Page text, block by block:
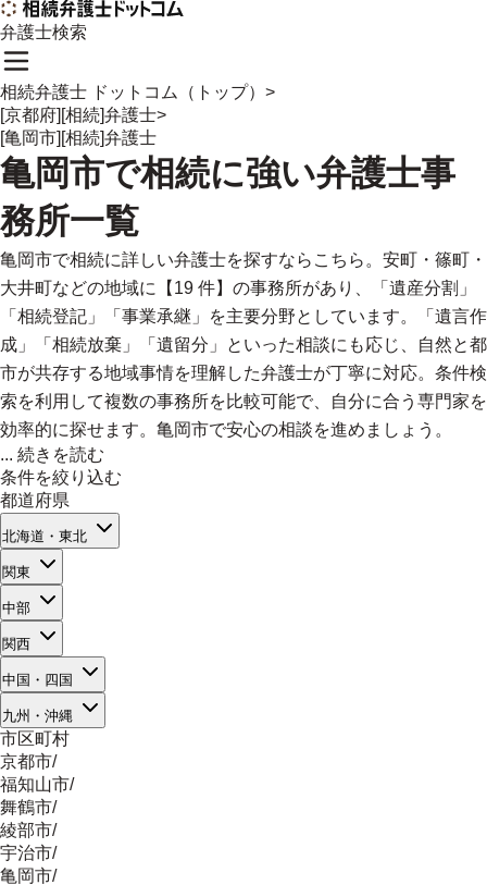
弁護士検索
相続弁護士 ドットコム（トップ） >
[京都府][相続]弁護士>
[亀岡市][相続]弁護士
亀岡市で相続に強い弁護士事
務所一覧
亀岡市で相続に詳しい弁護士を探すならこちら。安町・篠町・
大井町などの地域に【19 件】の事務所があり、「遺産分割」
「相続登記」「事業承継」を主要分野としています。「遺言作
成」「相続放棄」「遺留分」といった相談にも応じ、自然と都
市が共存する地域事情を理解した弁護士が丁寧に対応。条件検
索を利用して複数の事務所を比較可能で、自分に合う専門家を
効率的に探せます。亀岡市で安心の相談を進めましょう。
... 続きを読む
条件を絞り込む
都道府県
北海道・東北
関東
中部
関西
中国・四国
九州・沖縄
市区町村
京都市/
福知山市/
舞鶴市/
綾部市/
宇治市/
亀岡市/